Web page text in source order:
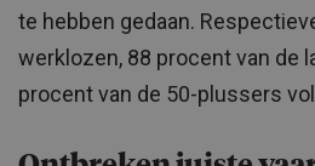
te hebben gedaan.
werklozen, 88 procent van de
procent van de 50-plussers